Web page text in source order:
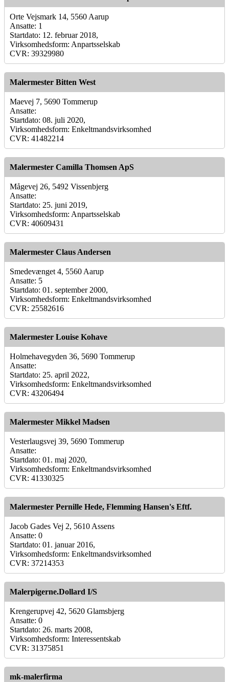
Orte Vejsmark 14, 5560 Aarup
Ansatte: 1
Startdato: 12. februar 2018,
Virksomhedsform: Anpartsselskab
CVR: 39329980
Malermester Bitten West
Maevej 7, 5690 Tommerup
Ansatte:
Startdato: 08. juli 2020,
Virksomhedsform: Enkeltmandsvirksomhed
CVR: 41482214
Malermester Camilla Thomsen ApS
Mågevej 26, 5492 Vissenbjerg
Ansatte:
Startdato: 25. juni 2019,
Virksomhedsform: Anpartsselskab
CVR: 40609431
Malermester Claus Andersen
Smedevænget 4, 5560 Aarup
Ansatte: 5
Startdato: 01. september 2000,
Virksomhedsform: Enkeltmandsvirksomhed
CVR: 25582616
Malermester Louise Kohave
Holmehavegyden 36, 5690 Tommerup
Ansatte:
Startdato: 25. april 2022,
Virksomhedsform: Enkeltmandsvirksomhed
CVR: 43206494
Malermester Mikkel Madsen
Vesterlaugsvej 39, 5690 Tommerup
Ansatte:
Startdato: 01. maj 2020,
Virksomhedsform: Enkeltmandsvirksomhed
CVR: 41330325
Malermester Pernille Hede, Flemming Hansen's Eftf.
Jacob Gades Vej 2, 5610 Assens
Ansatte: 0
Startdato: 01. januar 2016,
Virksomhedsform: Enkeltmandsvirksomhed
CVR: 37214353
Malerpigerne.Dollard I/S
Krengerupvej 42, 5620 Glamsbjerg
Ansatte: 0
Startdato: 26. marts 2008,
Virksomhedsform: Interessentskab
CVR: 31375851
mk-malerfirma